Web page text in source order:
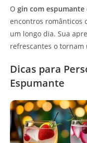
O gin com espumante
encontros românticos
um longo dia. Sua
refrescantes o tornam
Dicas para
Espumante